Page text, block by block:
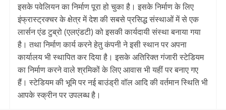
इसके पवेलियन का निर्माण पूरा हो चुका है। इसके निर्माण के लिए
इंफ्रास्ट्रक्चर के क्षेत्र में देश की सबसे प्रसिद्ध संस्थाओं में से एक
लार्सन एंड टुब्रो (एलएंडटी) को इसकी कार्यदायी संस्था बनाया गया
है। तथा निर्माण कार्य करने हेतु कंपनी ने इसी स्थान पर अपना
कार्यालय भी स्थापित कर दिया है। इसके अतिरिक्त गंजारी स्टेडियम
का निर्माण करने वाले श्रमिकों के लिए आवास भी यहीं पर बनाए गए
हैं। स्टेडियम की भूमि पर नई बाउंड्री वॉल आदि की वर्तमान स्थिति भी
आपके स्क्रीन पर उपलब्ध है।